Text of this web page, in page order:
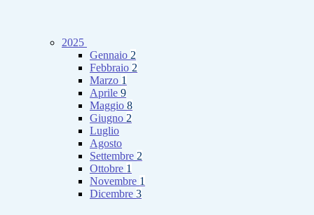
2025
Gennaio 2
Febbraio 2
Marzo 1
Aprile 9
Maggio 8
Giugno 2
Luglio
Agosto
Settembre 2
Ottobre 1
Novembre 1
Dicembre 3